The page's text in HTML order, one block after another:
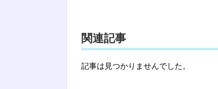
関連記事
記事は見つかりませんでした。